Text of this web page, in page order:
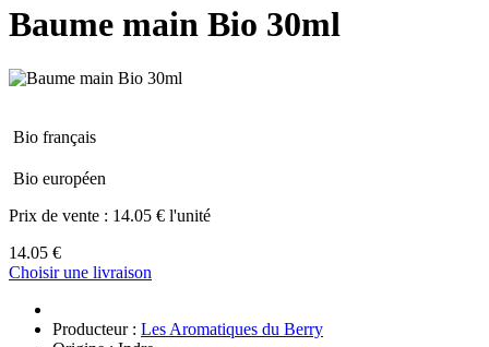
Baume main Bio 30ml
Bio français
Bio européen
Prix de vente : 14.05 € l'unité
14.05 €
Choisir une livraison
Producteur : Les Aromatiques du Berry